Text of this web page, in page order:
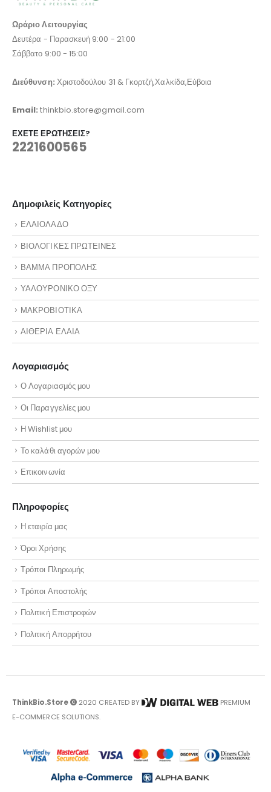
Ωράριο Λειτουργίας
Δευτέρα - Παρασκευή 9:00 - 21:00
Σάββατο 9:00 - 15:00
Διεύθυνση: Χριστοδούλου 31 & Γκορτζή,Χαλκίδα,Εύβοια
Email:thinkbio.store@gmail.com
ΈΧΕΤΕ ΕΡΩΤΉΣΕΙΣ?
2221600565
Δημοφιλείς Κατηγορίες
ΕΛΑΙΟΛΑΔΟ
ΒΙΟΛΟΓΙΚΕΣ ΠΡΩΤΕΙΝΕΣ
ΒΑΜΜΑ ΠΡΟΠΟΛΗΣ
ΥΑΛΟΥΡΟΝΙΚΟ ΟΞΥ
ΜΑΚΡΟΒΙΟΤΙΚΑ
ΑΙΘΕΡΙΑ ΕΛΑΙΑ
Λογαριασμός
Ο Λογαριασμός μου
Οι Παραγγελίες μου
Η Wishlist μου
Το καλάθι αγορών μου
Επικοινωνία
Πληροφορίες
Η εταιρία μας
Όροι Χρήσης
Τρόποι Πληρωμής
Τρόποι Αποστολής
Πολιτική Επιστροφών
Πολιτική Απορρήτου
ThinkBio.Store 2020 CREATED BY
PREMIUM
E-COMMERCE SOLUTIONS.